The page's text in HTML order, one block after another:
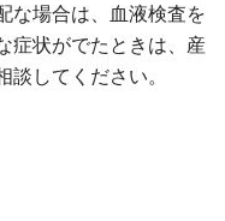
な場合は、血液検査を
症状がでたときは、産
してください。